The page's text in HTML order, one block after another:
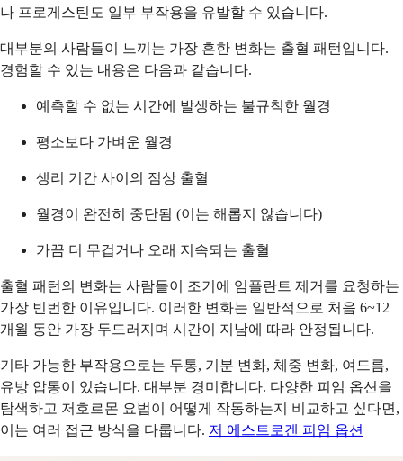
나 프로게스틴도 일부 부작용을 유발할 수 있습니다.
대부분의 사람들이 느끼는 가장 흔한 변화는 출혈 패턴입니다.
경험할 수 있는 내용은 다음과 같습니다.
예측할 수 없는 시간에 발생하는 불규칙한 월경
평소보다 가벼운 월경
생리 기간 사이의 점상 출혈
월경이 완전히 중단됨 (이는 해롭지 않습니다)
가끔 더 무겁거나 오래 지속되는 출혈
출혈 패턴의 변화는 사람들이 조기에 임플란트 제거를 요청하는
가장 빈번한 이유입니다. 이러한 변화는 일반적으로 처음 6~12
개월 동안 가장 두드러지며 시간이 지남에 따라 안정됩니다.
기타 가능한 부작용으로는 두통, 기분 변화, 체중 변화, 여드름,
유방 압통이 있습니다. 대부분 경미합니다. 다양한 피임 옵션을
탐색하고 저호르몬 요법이 어떻게 작동하는지 비교하고 싶다면,
이는 여러 접근 방식을 다룹니다. 저 에스트로겐 피임 옵션